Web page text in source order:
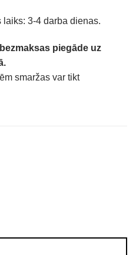
3-4 darba dienas.
piegāde uz
smaržas var tikt